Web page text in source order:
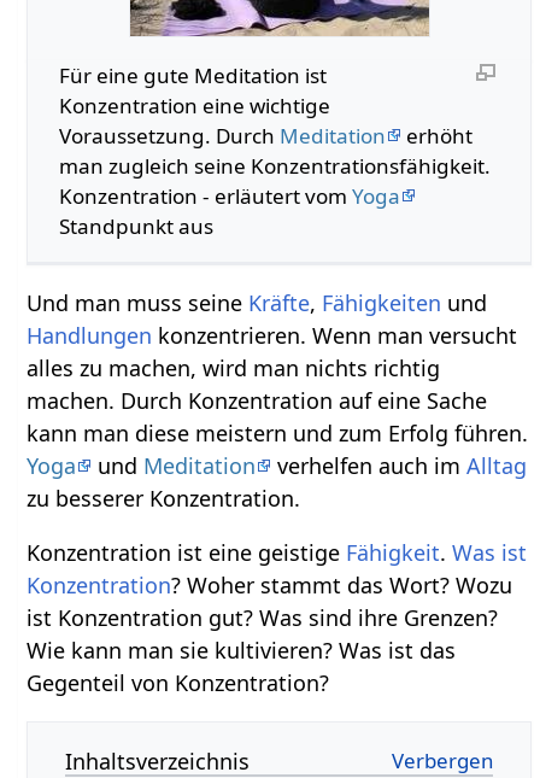
Für eine gute Meditation ist
Konzentration eine wichtige
Voraussetzung. Durch Meditation
erhöht
man zugleich seine Konzentrationsfähigkeit.
Konzentration - erläutert vom Yoga
Standpunkt aus
Und man muss seine Kräfte, Fähigkeiten und
Handlungen konzentrieren. Wenn man versucht
alles zu machen, wird man nichts richtig
machen. Durch Konzentration auf eine Sache
kann man diese meistern und zum Erfolg führen.
Yoga
und Meditation verhelfen auch imAlltag
zu besserer Konzentration.
Konzentration ist eine geistige Fähigkeit.Was ist
Konzentration? Woher stammt das Wort? Wozu
ist Konzentration gut? Was sind ihre Grenzen?
Wie kann man sie kultivieren? Was ist das
Gegenteil von Konzentration?
Inhaltsverzeichnis